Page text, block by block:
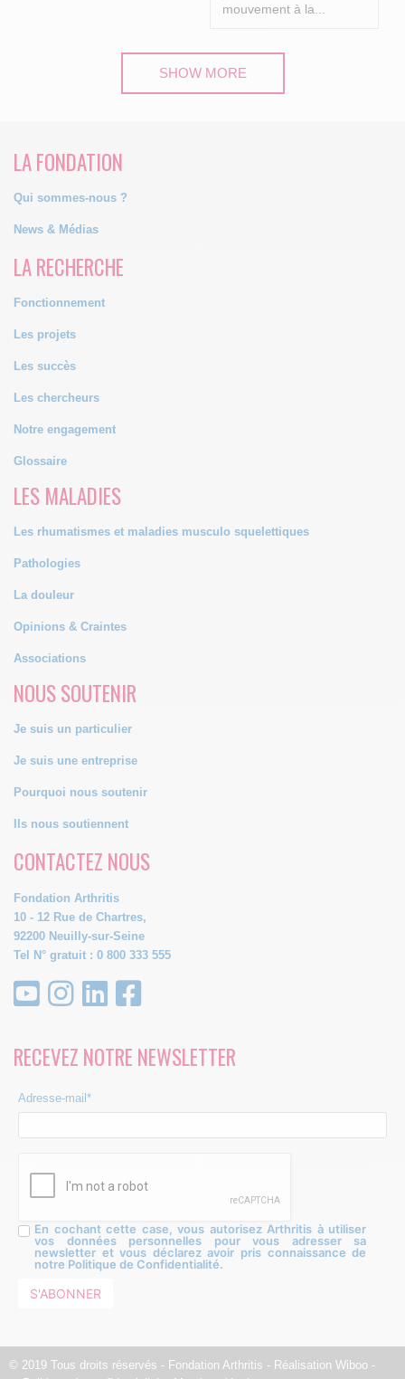
mouvement à la...
SHOW MORE
LA FONDATION
Qui sommes-nous ?
News & Médias
LA RECHERCHE
Fonctionnement
Les projets
Les succès
Les chercheurs
Notre engagement
Glossaire
LES MALADIES
Les rhumatismes et maladies musculo squelettiques
Pathologies
La douleur
Opinions & Craintes
Associations
NOUS SOUTENIR
Je suis un particulier
Je suis une entreprise
Pourquoi nous soutenir
Ils nous soutiennent
CONTACTEZ NOUS
Fondation Arthritis
10 - 12 Rue de Chartres,
92200 Neuilly-sur-Seine
Tel N° gratuit : 0 800 333 555
RECEVEZ NOTRE NEWSLETTER
Adresse-mail*
En cochant cette case, vous autorisez Arthritis à utiliser
vos données personnelles pour vous adresser sa
newsletter et vous déclarez avoir pris connaissance de
notre Politique de Confidentialité.
© 2019 Tous droits réservés - Fondation Arthritis - Réalisation Wiboo -